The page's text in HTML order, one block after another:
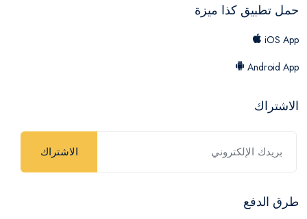
حمل تطبيق كذا ميزة
iOS App
Android App
الاشتراك
الاشتراك
طرق الدفع